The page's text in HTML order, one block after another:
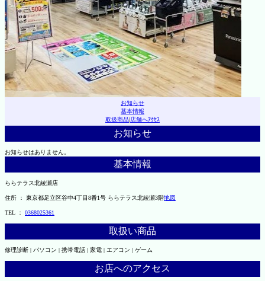
お知らせ
基本情報
取扱商品|店舗へｱｸｾｽ
お知らせ
お知らせはありません。
基本情報
ららテラス北綾瀬店
住所 ： 東京都足立区谷中4丁目8番1号 ららテラス北綾瀬3階地図
TEL ： 0368025361
取扱い商品
修理診断 | パソコン | 携帯電話 | 家電 | エアコン | ゲーム
お店へのアクセス